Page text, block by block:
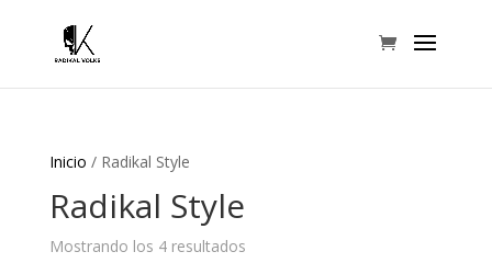
Inicio / Radikal Style
Radikal Style
Mostrando los 4 resultados